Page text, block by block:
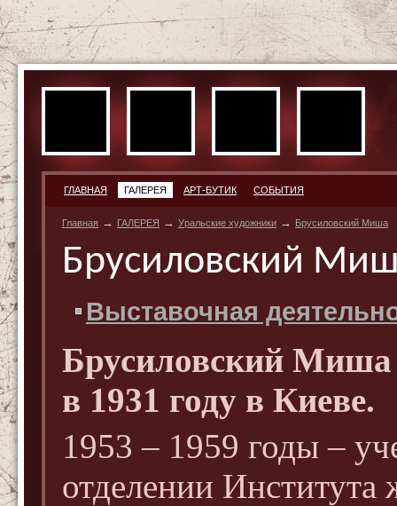
ГЛАВНАЯ ГАЛЕРЕЯ АРТ-БУТИК СОБЫТИЯ
Главная → ГАЛЕРЕЯ → Уральские художники → Брусиловский Миша
Брусиловский
Выставочная
Брусиловский
в 1931 году в Киеве.
1953 – 1959 годы –
отделении Института